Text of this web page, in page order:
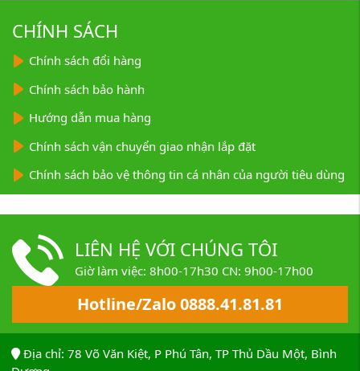
CHÍNH SÁCH
Chính sách đổi hàng
Chính sách bảo hành
Hướng dẫn mua hàng
Chính sách vận chuyển giao nhận lắp đặt
Chính sách bảo vệ thông tin cá nhân của người tiêu dùng
LIÊN HỆ VỚI CHÚNG TÔI
Giờ làm việc: 8h00-17h30 CN: 9h00-17h00
Hotline/Zalo 0888.41.81.81
Địa chỉ: 78 Võ Văn Kiệt, P Phú Tân, TP Thủ Dầu Một, Bình